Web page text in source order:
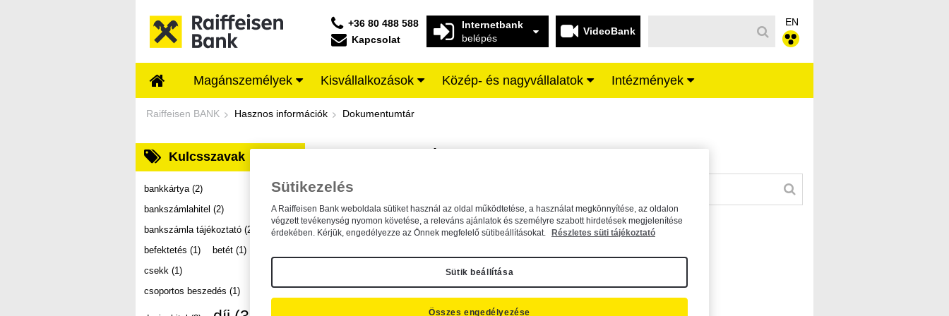
+36 80 488 588
Kapcsolat
Internetbank
belépés
VideoBank
EN
Magánszemélyek Kisvállalkozások Közép- és nagyvállalatok Intézmények
Dokumentumtár - Raiffeisen BANK
Raiffeisen BANK Hasznos információk Dokumentumtár
Kulcsszavak
bankkártya (2)
bankszámlahitel (2)
bankszámla tájékoztató (2)
befektetés (1) betét (1)
csekk (1)
csoportos beszedés (1)
A dokumentum kereséséhez kérjük, írja be a keresőszót a mezőbe.
Sütikezelés
A Raiffeisen Bank weboldala sütiket használ az oldal működtetése, a használat megkönnyítése, az oldalon
végzett tevékenység nyomon követése, a releváns ajánlatok és személyre szabott hirdetések megjelenítése
érdekében. Kérjük, engedélyezze az Önnek megfelelő sütibeállításokat.
Részletes süti tájékoztató
Sütik beállítása
Összes engedélyezése